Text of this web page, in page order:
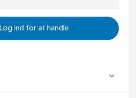
Log ind for at handle